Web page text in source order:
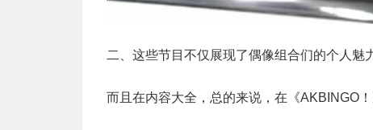
二、这些节目不仅展现了偶像组合们的个人魅
而且在内容大全，总的来说，在《AKBINGO